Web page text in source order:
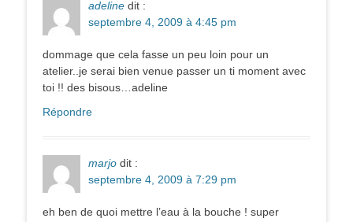
adeline dit :
septembre 4, 2009 à 4:45 pm
dommage que cela fasse un peu loin pour un
atelier..je serai bien venue passer un ti moment avec
toi !! des bisous…adeline
Répondre
marjo dit :
septembre 4, 2009 à 7:29 pm
eh ben de quoi mettre l’eau à la bouche ! super